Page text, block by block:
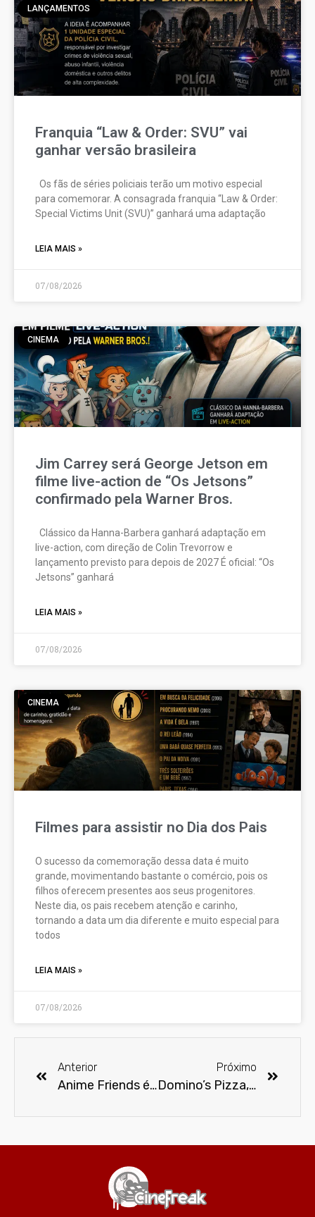
LANÇAMENTOS
Franquia “Law & Order: SVU” vai
ganhar versão brasileira
Os fãs de séries policiais terão um motivo especial
para comemorar. A consagrada franquia “Law & Order:
Special Victims Unit (SVU)” ganhará uma adaptação
LEIA MAIS »
07/08/2026
CINEMA
Jim Carrey será George Jetson em
filme live-action de “Os Jetsons”
confirmado pela Warner Bros.
Clássico da Hanna-Barbera ganhará adaptação em
live-action, com direção de Colin Trevorrow e
lançamento previsto para depois de 2027 É oficial: “Os
Jetsons” ganhará
LEIA MAIS »
07/08/2026
CINEMA
Filmes para assistir no Dia dos Pais
O sucesso da comemoração dessa data é muito
grande, movimentando bastante o comércio, pois os
filhos oferecem presentes aos seus progenitores.
Neste dia, os pais recebem atenção e carinho,
tornando a data um dia diferente e muito especial para
todos
LEIA MAIS »
07/08/2026
Anterior
Anime Friends é palco para alegria do público
Próximo
Domino’s Pizza, Coca-Cola e Netflix criam combo temático Stranger Things 3